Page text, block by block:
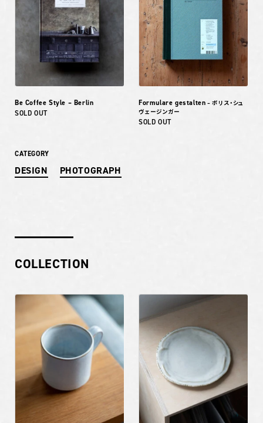
Be Coffee Style – Berlin
SOLD OUT
Formulare gestalten – ボリス・シュ
ヴェージンガー
SOLD OUT
CATEGORY
DESIGN PHOTOGRAPH
COLLECTION